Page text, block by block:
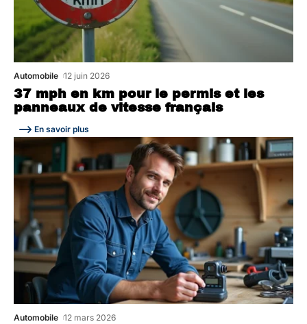
37 mph en km pour le permis et les
panneaux de vitesse français
Automobile 12 juin 2026
En savoir plus
Automobile 12 mars 2026